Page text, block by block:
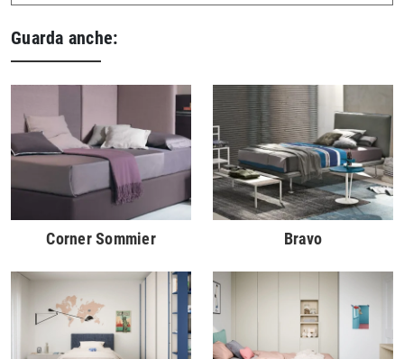
Guarda anche:
Corner Sommier Bravo